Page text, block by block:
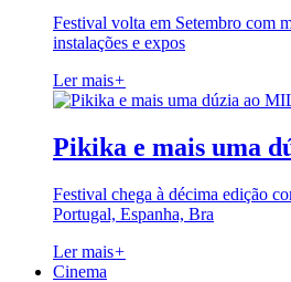
Festival volta em Setembro com
instalações e expos
Ler mais+
Pikika e mais uma
Festival chega à décima edição
Portugal, Espanha, Bra
Ler mais+
Cinema